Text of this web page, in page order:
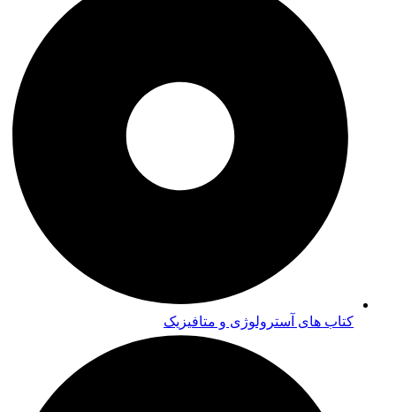
کتاب های آسترولوژی و متافیزیک